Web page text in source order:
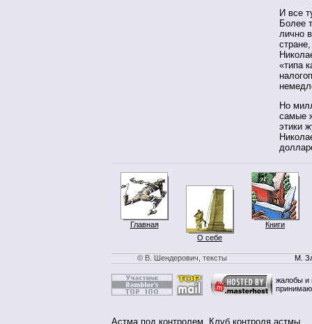
И все
Более
лично
«типа
Но
самые
этики
Главная
О себе
Книги
© В. Шендерович, тексты М.
жалобы и
Астма под контролем Клуб контроля астмы